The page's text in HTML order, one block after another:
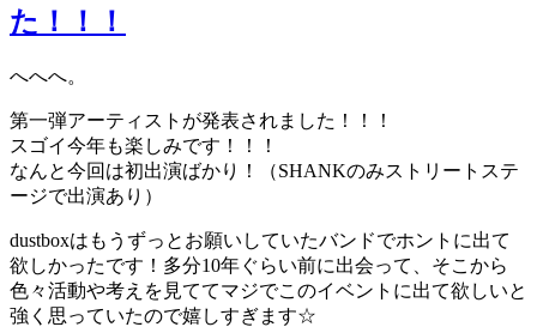
た！！！
へへへ。
第一弾アーティストが発表されました！！！
スゴイ今年も楽しみです！！！
なんと今回は初出演ばかり！（SHANKのみストリートステ
ージで出演あり）
dustboxはもうずっとお願いしていたバンドでホントに出て
欲しかったです！多分10年ぐらい前に出会って、そこから
色々活動や考えを見ててマジでこのイベントに出て欲しいと
強く思っていたので嬉しすぎます☆